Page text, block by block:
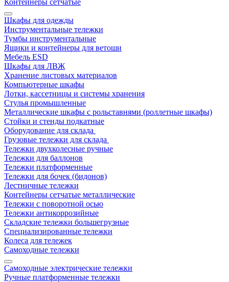
Контейнеры сетчатые
Шкафы для одежды
Инструментальные тележки
Тумбы инструментальные
Ящики и контейнеры для ветоши
Мебель ESD
Шкафы для ЛВЖ
Хранение листовых материалов
Компьютерные шкафы
Лотки, кассетницы и системы хранения
Стулья промышленные
Металлические шкафы с рольставнями (роллетные шкафы)
Стойки и стенды подкатные
Оборудование для склада
Грузовые тележки для склада
Тележки двухколесные ручные
Тележки для баллонов
Тележки платформенные
Тележки для бочек (бидонов)
Лестничные тележки
Контейнеры сетчатые металлические
Тележки с поворотной осью
Тележки антикоррозийные
Складские тележки большегрузные
Специализированные тележки
Колеса для тележек
Самоходные тележки
Самоходные электрические тележки
Ручные платформенные тележки